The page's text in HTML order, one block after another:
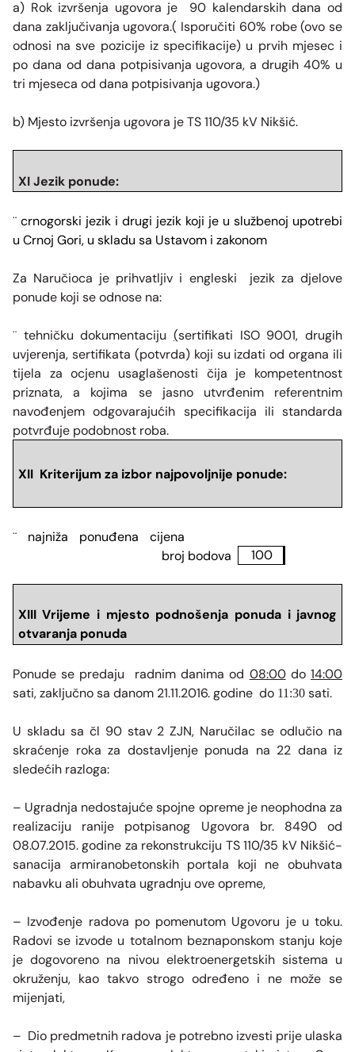
a) Rok izvršenja ugovora je 90 kalendarskih dana od
dana zaključivanja ugovora.( Isporučiti 60% robe (ovo se
odnosi na sve pozicije iz specifikacije) u prvih mjesec i
po dana od dana potpisivanja ugovora, a drugih 40% u
tri mjeseca od dana potpisivanja ugovora.)
b) Mjesto izvršenja ugovora je TS 110/35 kV Nikšić.
XI Jezik ponude:
¨ crnogorski jezik i drugi jezik koji je u službenoj upotrebi
u Crnoj Gori, u skladu sa Ustavom i zakonom
Za Naručioca je prihvatljiv i engleski jezik za djelove
ponude koji se odnose na:
¨ tehničku dokumentaciju (sertifikati ISO 9001, drugih
uvjerenja, sertifikata (potvrda) koji su izdati od organa ili
tijela za ocjenu usaglašenosti čija je kompetentnost
priznata, a kojima se jasno utvrđenim referentnim
navođenjem odgovarajućih specifikacija ili standarda
potvrđuje podobnost roba.
XII Kriterijum za izbor najpovoljnije ponude:
¨ najniža ponuđena cijena
broj bodova
100
XIII Vrijeme i mjesto podnošenja ponuda i javnog
otvaranja ponuda
Ponude se predaju radnim danima od 08:00do14:00
sati, zaključno sa danom 21.11.2016. godine do 11:30 sati.
U skladu sa čl 90 stav 2 ZJN, Naručilac se odlučio na
skraćenje roka za dostavljenje ponuda na 22 dana iz
sledećih razloga:
– Ugradnja nedostajuće spojne opreme je neophodna za
realizaciju ranije potpisanog Ugovora br. 8490 od
08.07.2015. godine za rekonstrukciju TS 110/35 kV Nikšić-
sanacija armiranobetonskih portala koji ne obuhvata
nabavku ali obuhvata ugradnju ove opreme,
– Izvođenje radova po pomenutom Ugovoru je u toku.
Radovi se izvode u totalnom beznaponskom stanju koje
je dogovoreno na nivou elektroenergetskih sistema u
okruženju, kao takvo strogo određeno i ne može se
mijenjati,
– Dio predmetnih radova je potrebno izvesti prije ulaska